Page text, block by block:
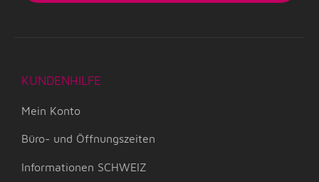
KUNDENHILFE
Mein Konto
Büro- und Öffnungszeiten
Informationen SCHWEIZ